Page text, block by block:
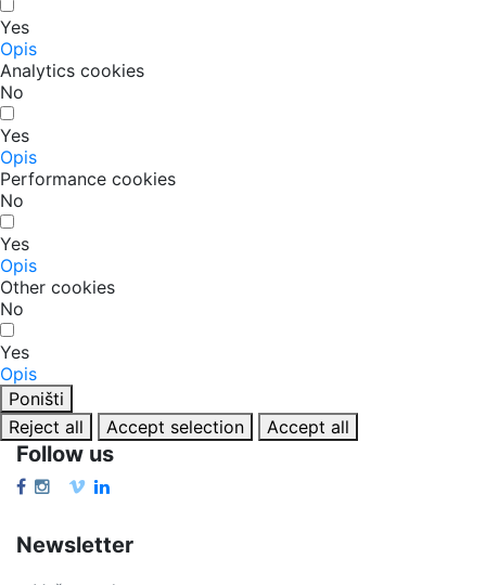
Yes
Opis
Analytics cookies
No
Yes
Opis
Performance cookies
No
Yes
Opis
Other cookies
No
Yes
Opis
Poništi
Reject all
Accept selection Accept all
Follow us
Newsletter